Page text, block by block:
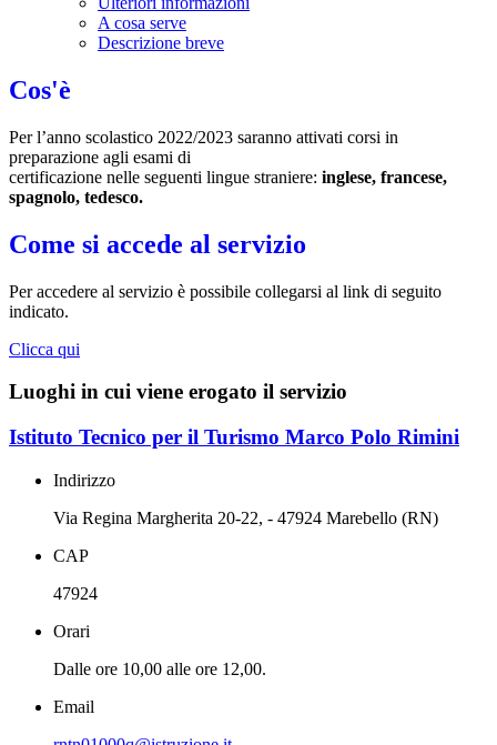
A cosa serve
Descrizione breve
Cos'è
Per l’anno scolastico 2022/2023 saranno attivati corsi in
preparazione agli esami di
certificazione nelle seguenti lingue straniere: inglese, francese,
spagnolo, tedesco.
Come si accede al servizio
Per accedere al servizio è possibile collegarsi al link di seguito
indicato.
Clicca qui
Luoghi in cui viene erogato il servizio
Istituto Tecnico per il Turismo Marco Polo Rimini
Indirizzo
Via Regina Margherita 20-22, - 47924 Marebello (RN)
CAP
47924
Orari
Dalle ore 10,00 alle ore 12,00.
Email